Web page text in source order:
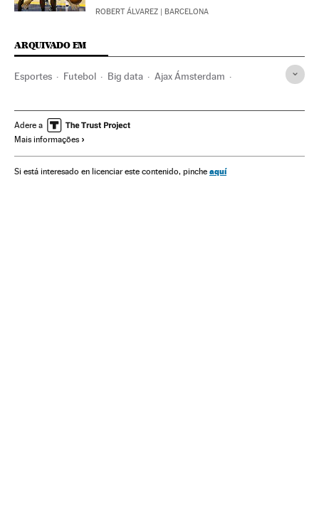
ROBERT ÁLVAREZ | BARCELONA
ARQUIVADO EM
Esportes Futebol Big data Ajax Ámsterdam
Premier League Olympique Lyon
Matemática
Boston Red Sox Roberto Firmino
Adere a
Mais informações
Si está interesado en licenciar este contenido, pinche aquí